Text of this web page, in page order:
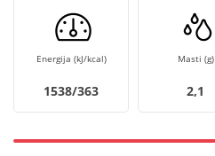
Energija (kJ/kcal)
1538/363
Masti (g)
2,1